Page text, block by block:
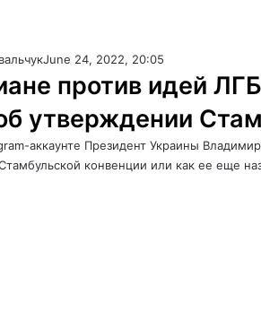
June 24, 2022, 20:05
против идей
утверждении
аккаунте Президент Украины
конвенции или как ее еще